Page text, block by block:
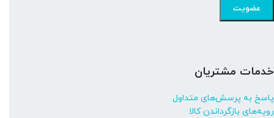
خدمات مشتریان
پاسخ به پرسش‌های متداول
رویه‌های بازگرداندن کالا